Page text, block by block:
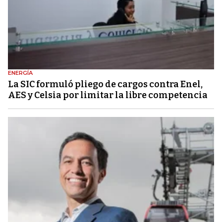
ENERGÍA
La SIC formuló pliego de cargos contra Enel,
AES y Celsia por limitar la libre competencia